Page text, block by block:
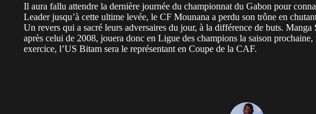
Il aura fallu attendre la dernière journée du championnat du Gabon pour
Leader jusqu’à cette ultime levée, le CF Mounana a perdu son trône en
Un revers qui a sacré leurs adversaires du jour, à la différence de buts.
après celui de 2008, jouera donc en Ligue des champions la saison
exercice, l’US Bitam sera le représentant en Coupe de la CAF.